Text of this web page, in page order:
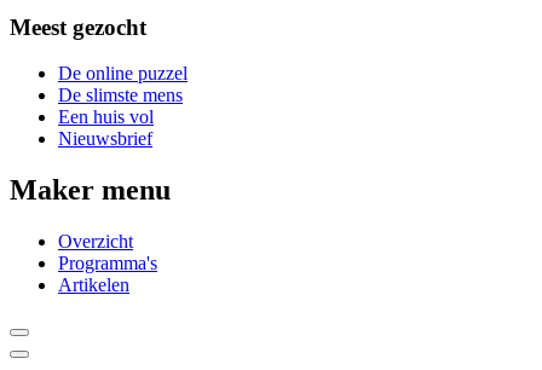
Meest gezocht
De online puzzel
De slimste mens
Een huis vol
Nieuwsbrief
Maker menu
Overzicht
Programma's
Artikelen